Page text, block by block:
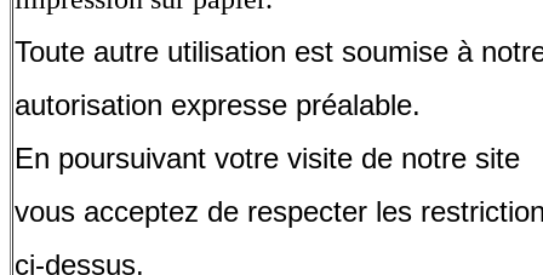
Toute autre utilisation est soumise à
autorisation expresse préalable.
En poursuivant votre visite de notre site
vous acceptez de respecter les
ci-dessus.